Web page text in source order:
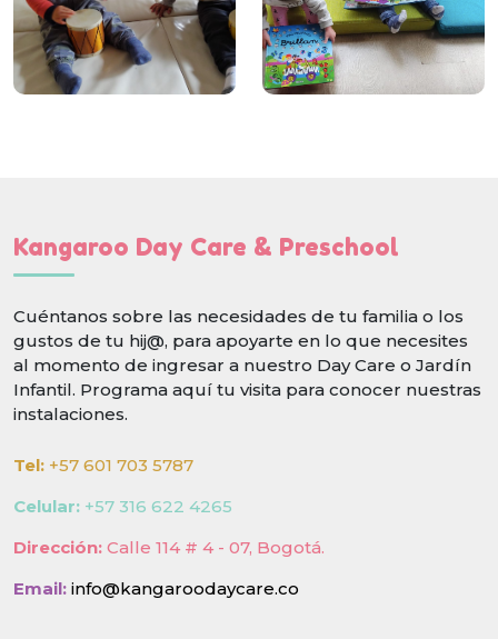
Kangaroo Day Care & Preschool
Cuéntanos sobre las necesidades de tu familia o los
gustos de tu hij@, para apoyarte en lo que necesites
al momento de ingresar a nuestro Day Care o Jardín
Infantil. Programa aquí tu visita para conocer nuestras
instalaciones.
Tel: +57 601 703 5787
Celular: +57 316 622 4265
Dirección: Calle 114 # 4 - 07, Bogotá.
Email: info@kangaroodaycare.co